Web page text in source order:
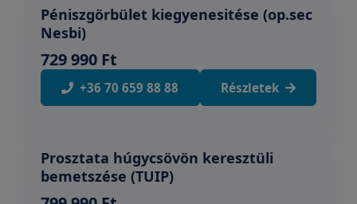
Péniszgörbület kiegyenesitése (op.sec
Nesbi)
729 990 Ft
+36 70 659 88 88 Részletek
Prosztata húgycsövön keresztüli
bemetszése (TUIP)